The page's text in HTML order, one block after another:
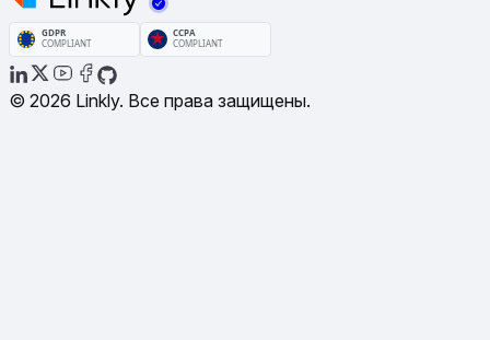
© 2026 Linkly. Все права защищены.